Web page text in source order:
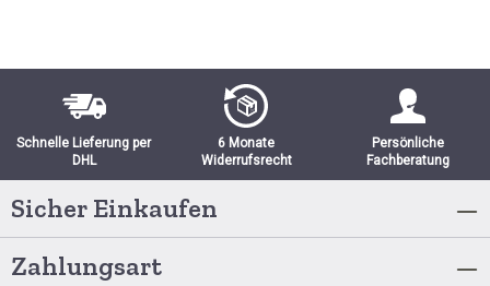
Schnelle Lieferung per
DHL
6 Monate
Widerrufsrecht
Persönliche
Fachberatung
Sicher Einkaufen
Zahlungsart